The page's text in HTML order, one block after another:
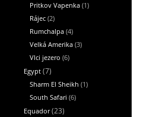
Pritkov Vapenka (1)
Rájec (2)
Rumchalpa (4)
Velká Amerika (3)
Vlci jezero (6)
Egypt (7)
Sharm El Sheikh (1)
South Safari (6)
Equador(23)